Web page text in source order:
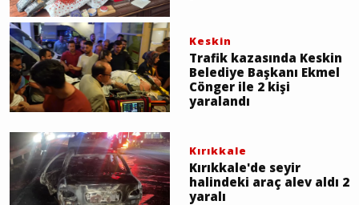
Keskin
Trafik kazasında Keskin
Belediye Başkanı Ekmel
Cönger ile 2 kişi
yaralandı
Kırıkkale
Kırıkkale'de seyir
halindeki araç alev aldı 2
yaralı